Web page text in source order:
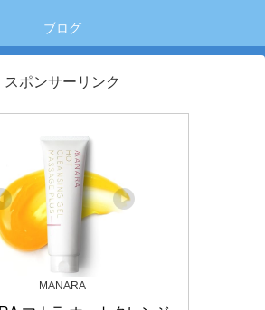
ブログ
スポンサーリンク
MANARA